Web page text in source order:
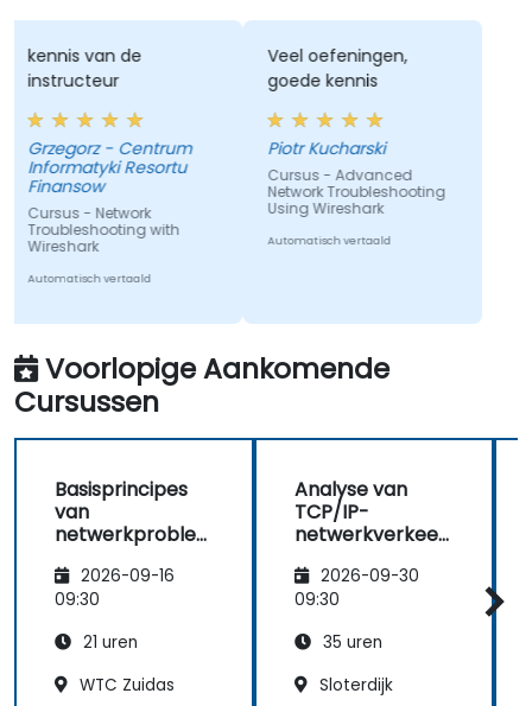
kennis van de
instructeur
Grzegorz - Centrum
Informatyki Resortu
Finansow
Cursus - Network
Troubleshooting with
Wireshark
Automatisch vertaald
Veel oefeningen,
goede kennis
Piotr Kucharski
Cursus - Advanced
Network Troubleshooting
Using Wireshark
Automatisch vertaald
Voorlopige Aankomende
Cursussen
Basisprincipes
van
netwerkproble
met behulp van
Wireshark
2026-09-16
09:30
21 uren
WTC Zuidas
Analyse van
TCP/IP-
netwerkverkeer
2026-09-30
09:30
35 uren
Sloterdijk